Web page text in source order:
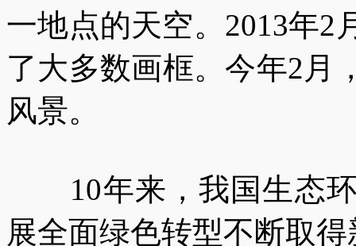
一地点的天空。2013年2
了大多数画框。今年2月
风景。
10年来，我国生态环
展全面绿色转型不断取